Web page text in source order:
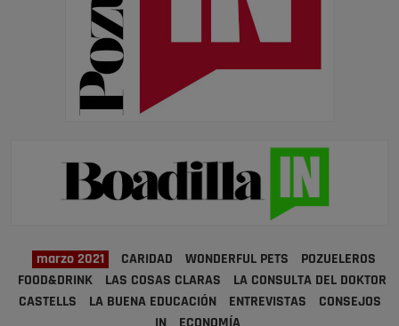
marzo 2021 CARIDAD WONDERFUL PETS
POZUELEROS
FOOD&DRINK
LAS COSAS CLARAS
LA CONSULTA DEL DOKTOR
CASTELLS
LA BUENA EDUCACIÓN ENTREVISTAS
CONSEJOS